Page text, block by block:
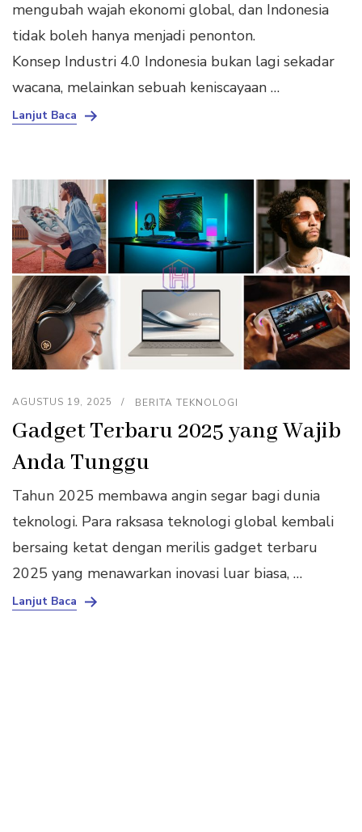
mengubah wajah ekonomi global, dan Indonesia
tidak boleh hanya menjadi penonton.
Konsep Industri 4.0 Indonesia bukan lagi sekadar
wacana, melainkan sebuah keniscayaan …
Lanjut Baca
AGUSTUS 19, 2025 BERITA TEKNOLOGI
Gadget Terbaru 2025 yang Wajib
Anda Tunggu
Tahun 2025 membawa angin segar bagi dunia
teknologi. Para raksasa teknologi global kembali
bersaing ketat dengan merilis gadget terbaru
2025 yang menawarkan inovasi luar biasa, …
Lanjut Baca